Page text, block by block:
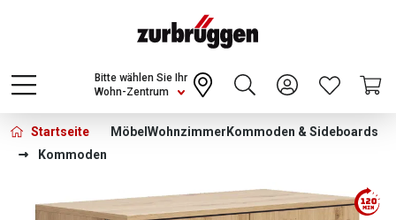
Choose a different country or region to see
content for your location and shop online
CONTINUE
Wohn-Zentrum
Bitte wählen Sie Ihr
Startseite Möbel Wohnzimmer Kommoden & Sideboards
Kommoden